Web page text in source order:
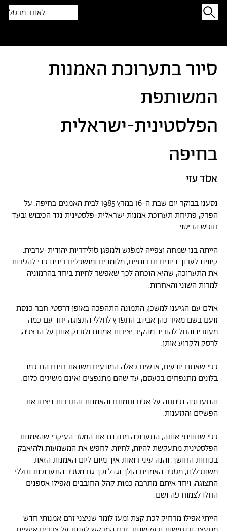
לאתר מרסל
נסענו בבוקר יום שבת ה-16 במרץ 1985 לבית האמנים בחיפה. על
הפרק, פתיחת תערוכת אמנות ישראלית-פלסטינית נגד הכיבוש ובעד
חופש הביטוי.
הייתה בנו שמחה וצפייה למפגש ולמפגן סולידריות יהודית-ערבית.
קיווינו לערוך דיונים תרבותיים, מלומדים ומושכלים בינינו כדי להפרות
את התערוכה, שהיא הוכחה לכך שאפשר לחיות ביחד בהרמוניה
למרות השוני והאחרות.
אולם עם הגיענו למשכן, התמונה התהפכה באופן דרסטי. חבר כנסת
זועם בשם מאיר כהן אבידב התפרץ לחללי התצוגה יחד עם כמה
מעוזריו והחל להוריד מהקיר יצירות אמנות ולזרוק אותן על הרצפה,
לרסק ולקרוע אותן.
כפי שאתם יודעים, אנשים כאלה המונעים משנאת חינם הם כמו
בלונים מתנפחים בכעסם, עד שהם מתנפצים ואינם משיגים כלום.
והתערוכה נפתחה על אפם וחמתם והאמנות והתרבות ניצחו את
הפשיזם והגזענות.
כפי שחוויתי אותה, התערוכה מחדדת את המסר העיקרי שהאמנות
הפלסטינית מתעקשת להיות, לחיות, לחפש את המשמעות ולהיאבק
בכוחות החושך. והנה עיני רואות איך מיום ליום האמנות הזאת
משתכללת, מספר האמנים הולך וגדל וכך גם מספר התערוכות וחללי
התצוגה, ויחד איתם מתרבה כמות קהל, החובבים ואפילו אספנים
החלו לצמוח פה ושם.
הייתי אפילו מרחיק לכת קצת ומעז לומר שניצני זרם אמנותי חדש
סיור בתערוכת האמנות
המשותפת
הפלסטינית-ישראלית
בחיפה
אסד עזי